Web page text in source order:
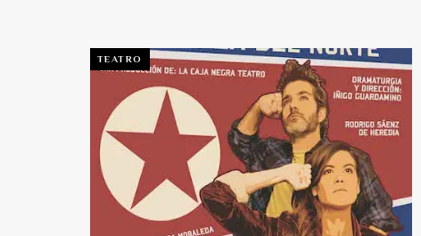
TEATRO